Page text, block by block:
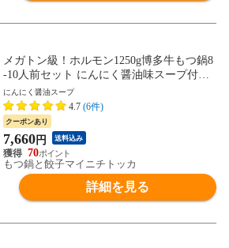
メガトン級！ホルモン1250g博多牛もつ鍋8
-10人前セット にんにく醤油味スープ付き
〈※北海道・沖縄・東北6県：追加送料必
要〉
にんにく醤油スープ
4.7 (6件)
クーポンあり
7,660円 送料込み
70
もつ鍋と餃子マイニチトッカ
詳細を見る